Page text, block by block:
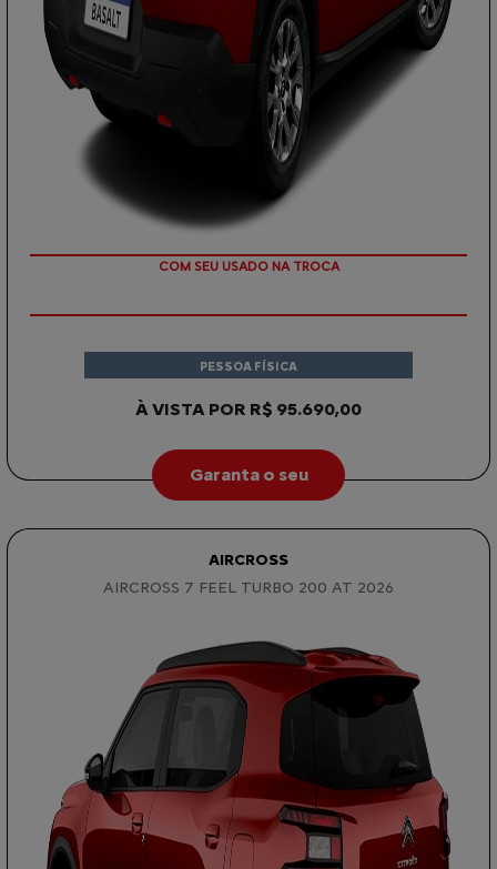
À VISTA POR R$ 95.690,00
PESSOA FÍSICA
Garanta o seu
AIRCROSS
AIRCROSS 7 FEEL TURBO 200 AT 2026